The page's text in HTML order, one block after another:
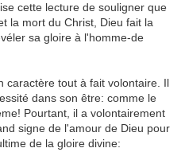
cette lecture de souligner que
la mort du Christ Dieu fait la
sa gloire à l'homme-de
caractère tout à fait volontaire Il
dans son être: comme le
Pourtant il a volontairement
signe de l'amour de Dieu pour
de la gloire divine: